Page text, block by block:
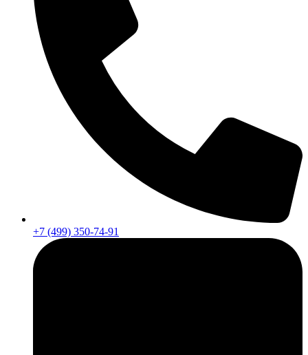
+7 (499) 350-74-91